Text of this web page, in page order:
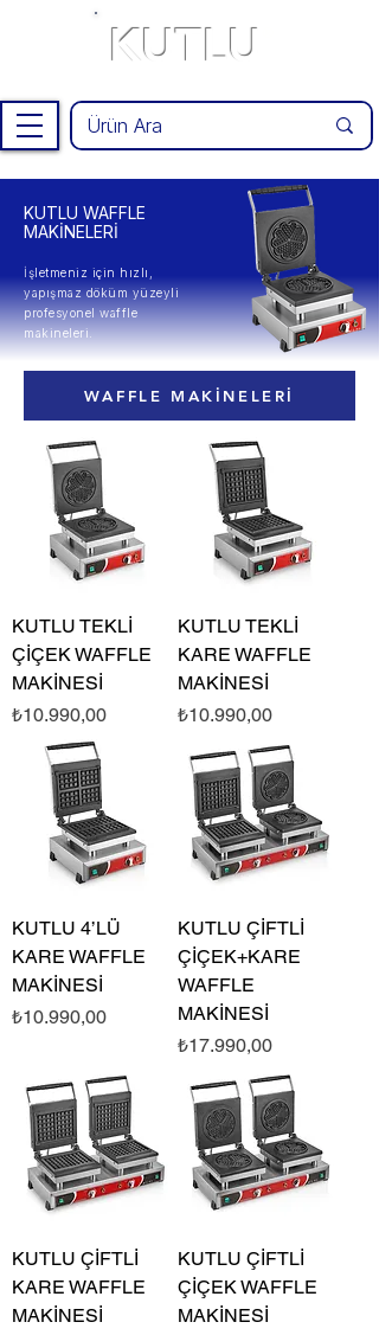
KUTLU
KUTLU WAFFLE
MAKİNELERİ
İşletmeniz için hızlı,
yapışmaz döküm yüzeyli
profesyonel waffle
makineleri.
KUTLU TEKLİ
ÇİÇEK WAFFLE
MAKİNESİ
Fiyat
₺10.990,00
KUTLU TEKLİ
KARE WAFFLE
MAKİNESİ
Fiyat
₺10.990,00
KUTLU 4’LÜ
KARE WAFFLE
MAKİNESİ
Fiyat
₺10.990,00
KUTLU ÇİFTLİ
ÇİÇEK+KARE
WAFFLE
MAKİNESİ
Fiyat
₺17.990,00
KUTLU ÇİFTLİ
KARE WAFFLE
MAKİNESİ
KUTLU ÇİFTLİ
ÇİÇEK WAFFLE
MAKİNESİ
WAFFLE MAKİNELERİ